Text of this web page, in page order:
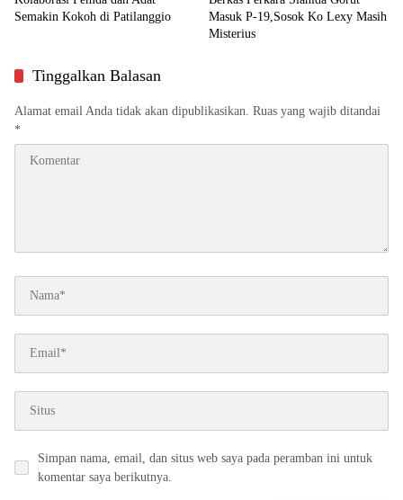
Semakin Kokoh di Patilanggio
Masuk P-19,Sosok Ko Lexy Masih
Misterius
Tinggalkan Balasan
Alamat email Anda tidak akan dipublikasikan. Ruas yang wajib ditandai
*
Simpan nama, email, dan situs web saya pada peramban ini untuk
komentar saya berikutnya.